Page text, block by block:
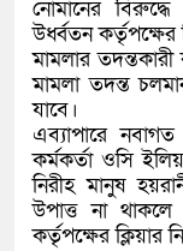
নোমানের
উর্ধ্বতন
মামলার
মামলা তদন্ত
যাবে।
এব্যাপারে
কর্মকর্তা ওসি
নিরীহ মানুষ
উপাত্ত না
কর্তৃপক্ষের ক্লিয়ার